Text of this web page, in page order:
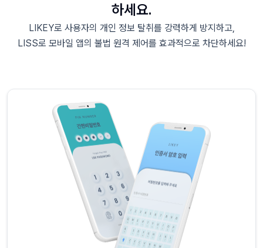
하세요.
LIKEY로 사용자의 개인 정보 탈취를 강력하게 방지하고,
LISS로 모바일 앱의 불법 원격 제어를 효과적으로 차단하세요!